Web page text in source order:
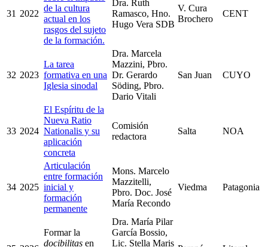
31 2022
de la cultura
actual en los
rasgos del sujeto
de la formación.
Dra. Ruth
Ramasco, Hno.
Hugo Vera SDB
V. Cura
Brochero
CENT
32 2023
La tarea
formativa en una
Iglesia sinodal
Dra. Marcela
Mazzini, Pbro.
Dr. Gerardo
Söding, Pbro.
Dario Vitali
San Juan CUYO
33 2024
El Espíritu de la
Nueva Ratio
Nationalis y su
aplicación
concreta
Comisión
redactora
Salta NOA
34 2025
Articulación
entre formación
inicial y
formación
permanente
Mons. Marcelo
Mazzitelli,
Pbro. Doc. José
María Recondo
Viedma Patagonia
Formar la
docibilitas en
Dra. María Pilar
García Bossio,
Lic. Stella Maris